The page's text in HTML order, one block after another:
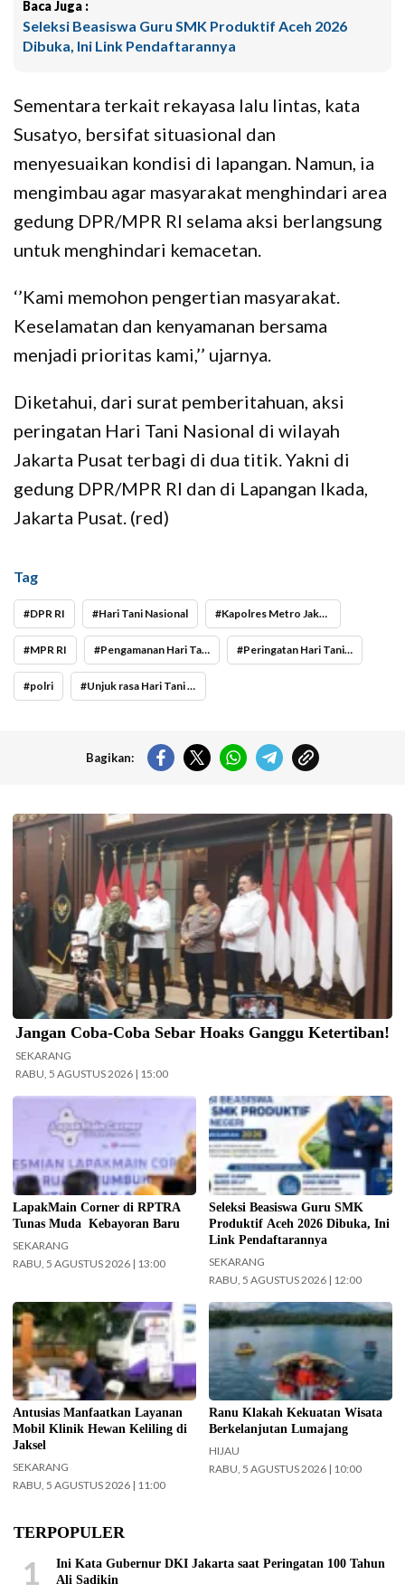
Baca Juga :
Seleksi Beasiswa Guru SMK Produktif Aceh 2026
Dibuka, Ini Link Pendaftarannya
Sementara terkait rekayasa lalu lintas, kata
Susatyo, bersifat situasional dan
menyesuaikan kondisi di lapangan. Namun, ia
mengimbau agar masyarakat menghindari area
gedung DPR/MPR RI selama aksi berlangsung
untuk menghindari kemacetan.
‘’Kami memohon pengertian masyarakat.
Keselamatan dan kenyamanan bersama
menjadi prioritas kami,’’ ujarnya.
Diketahui, dari surat pemberitahuan, aksi
peringatan Hari Tani Nasional di wilayah
Jakarta Pusat terbagi di dua titik. Yakni di
gedung DPR/MPR RI dan di Lapangan Ikada,
Jakarta Pusat. (red)
Tag
DPR RI Hari Tani Nasional Kapolres Metro Jakarta Pusat Kombes Pol Susatyo Purnomo Condro
MPR RI Pengamanan Hari Tani Nasional Peringatan Hari Tani Nasional
polri Unjuk rasa Hari Tani Nasional
Bagikan:
Menko Polkam Jenderal TNI (Purn.) Djamari Chaniago menegaskan
pemerintah akan mengambil tindakan secara terukur terhadap setiap
pihak yang menyebarkan hoaks, disinformasi, fitnah, maupun ujaran
kebencian yang mengganggu kepentingan masyarakat luas dan
stabilitas nasional. (Foto: Wandi/InfoPublik)
Jangan Coba-Coba Sebar Hoaks Ganggu Ketertiban!
SEKARANG
RABU, 5 AGUSTUS 2026 | 15:00
LapakMain Corner Hadirkan Ruang
Aman Anak di Era Digital. (Foto:
Istimewa-beritajakarta.id)
LapakMain Corner di RPTRA
Tunas Muda Kebayoran Baru
SEKARANG
RABU, 5 AGUSTUS 2026 | 13:00
Poster pengumuman Seleksi
Beasiswa Guru SMK Produktif
Dalam Negeri Tahun Anggaran
2026 yang dibuka Pemerintah
Aceh melalui BPSDM Aceh. (Foto:
InfoPublik.id)
Seleksi Beasiswa Guru SMK
Produktif Aceh 2026 Dibuka, Ini
Link Pendaftarannya
SEKARANG
RABU, 5 AGUSTUS 2026 | 12:00
Mobil Klinik Hewan Keliling Sudah
Layani 226 Hewan di Jaksel (Foto:
Tiyo Surya Sakti-beritajakarta.id)
Antusias Manfaatkan Layanan
Mobil Klinik Hewan Keliling di
Jaksel
SEKARANG
RABU, 5 AGUSTUS 2026 | 11:00
Ranu Klakah jadi salah satu
kekuatan wisata di Lumajang.
(foto: InfoPublik.id)
Ranu Klakah Kekuatan Wisata
Berkelanjutan Lumajang
HIJAU
RABU, 5 AGUSTUS 2026 | 10:00
TERPOPULER
1
Ini Kata Gubernur DKI Jakarta saat Peringatan 100 Tahun
Ali Sadikin